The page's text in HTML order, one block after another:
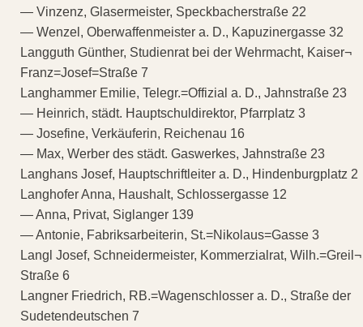
— Vinzenz, Glasermeister, Speckbacherstraße 22
— Wenzel, Oberwaffenmeister a. D., Kapuzinergasse 32
Langguth Günther, Studienrat bei der Wehrmacht, Kaiser¬
Franz=Josef=Straße 7
Langhammer Emilie, Telegr.=Offizial a. D., Jahnstraße 23
— Heinrich, städt. Hauptschuldirektor, Pfarrplatz 3
— Josefine, Verkäuferin, Reichenau 16
— Max, Werber des städt. Gaswerkes, Jahnstraße 23
Langhans Josef, Hauptschriftleiter a. D., Hindenburgplatz 2
Langhofer Anna, Haushalt, Schlossergasse 12
— Anna, Privat, Siglanger 139
— Antonie, Fabriksarbeiterin, St.=Nikolaus=Gasse 3
Langl Josef, Schneidermeister, Kommerzialrat, Wilh.=Greil¬
Straße 6
Langner Friedrich, RB.=Wagenschlosser a. D., Straße der
Sudetendeutschen 7